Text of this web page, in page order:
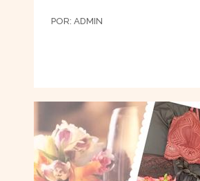
POR: ADMIN